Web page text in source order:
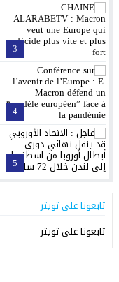
3
4
5
تابعونا على تويتر
تابعونا على تويتر